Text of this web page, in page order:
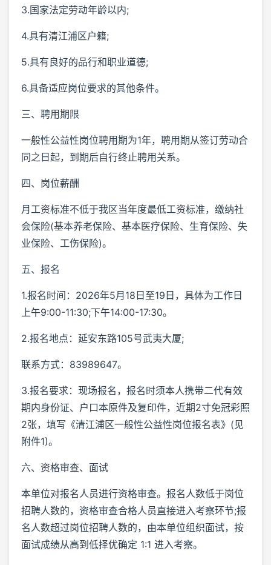
3.国家法定劳动年龄以内;
4.具有清江浦区户籍;
5.具有良好的品行和职业道德;
6.具备适应岗位要求的其他条件。
三、聘用期限
一般性公益性岗位聘用期为1年，聘用期从签订劳动合
同之日起，到期后自行终止聘用关系。
四、岗位薪酬
月工资标准不低于我区当年度最低工资标准，缴纳社
会保险(基本养老保险、基本医疗保险、生育保险、失
业保险、工伤保险)。
五、报名
1.报名时间：2026年5月18日至19日，具体为工作日
上午9:00-11:30;下午14:00-17:30。
2.报名地点：延安东路105号武夷大厦;
联系方式：83989647。
3.报名要求：现场报名，报名时须本人携带二代有效
期内身份证、户口本原件及复印件，近期2寸免冠彩照
2张，填写《清江浦区一般性公益性岗位报名表》(见
附件1)。
六、资格审查、面试
本单位对报名人员进行资格审查。报名人数低于岗位
招聘人数的，资格审查合格人员直接进入考察环节;报
名人数超过岗位招聘人数的，由本单位组织面试，按
面试成绩从高到低择优确定 1:1 进入考察。